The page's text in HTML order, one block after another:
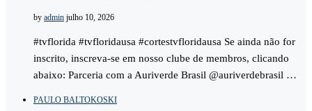
by admin julho 10, 2026
#tvflorida #tvfloridausa #cortestvfloridausa Se ainda não for
inscrito, inscreva-se em nosso clube de membros, clicando
abaixo: Parceria com a Auriverde Brasil @auriverdebrasil …
PAULO BALTOKOSKI